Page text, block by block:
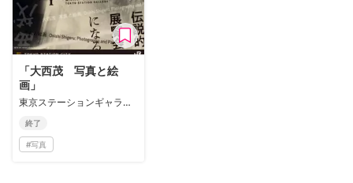
「大西茂 写真と絵
画」
東京ステーションギャラリー
終了
#写真